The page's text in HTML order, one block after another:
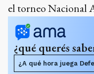
el torneo Nacional
¿qué querés
¿A qué hora juega